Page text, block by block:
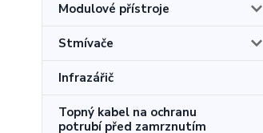
Modulové přístroje
Stmívače
Infrazářič
Topný kabel na ochranu
potrubí před zamrznutím